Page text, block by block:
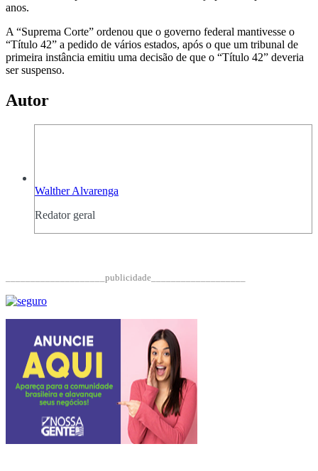
anos.
A “Suprema Corte” ordenou que o governo federal mantivesse o
“Título 42” a pedido de vários estados, após o que um tribunal de
primeira instância emitiu uma decisão de que o “Título 42” deveria
ser suspenso.
Autor
Walther Alvarenga
Redator geral
____________________publicidade___________________